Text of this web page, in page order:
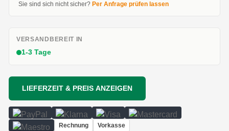
Sie sind sich nicht sicher? Per Anfrage prüfen lassen
VERSANDBEREIT IN
1-3 Tage
LIEFERZEIT & PREIS ANZEIGEN
Rechnung Vorkasse